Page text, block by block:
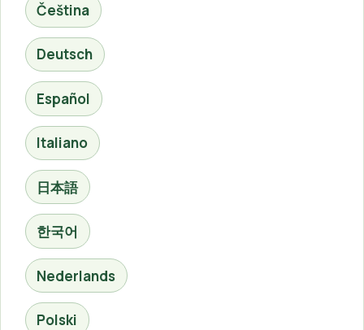
Čeština
Deutsch
Español
Italiano
日本語
한국어
Nederlands
Polski